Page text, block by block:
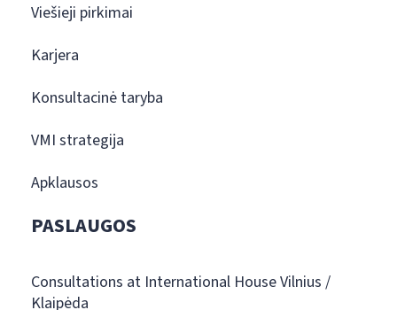
Viešieji pirkimai
Karjera
Konsultacinė taryba
VMI strategija
Apklausos
PASLAUGOS
Consultations at International House Vilnius /
Klaipėda